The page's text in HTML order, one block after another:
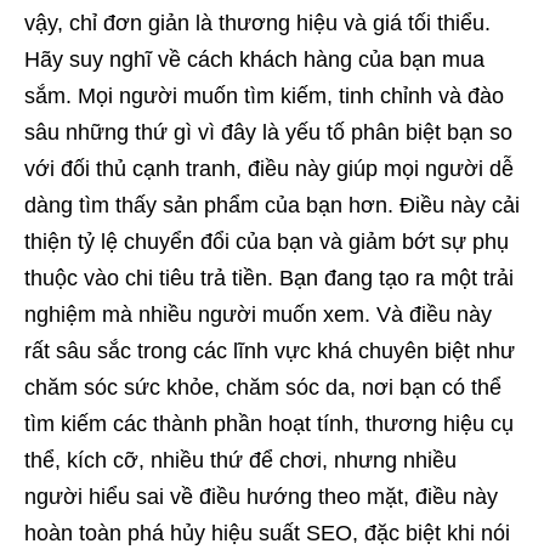
vậy, chỉ đơn giản là thương hiệu và giá tối thiểu.
Hãy suy nghĩ về cách khách hàng của bạn mua
sắm. Mọi người muốn tìm kiếm, tinh chỉnh và đào
sâu những thứ gì vì đây là yếu tố phân biệt bạn so
với đối thủ cạnh tranh, điều này giúp mọi người dễ
dàng tìm thấy sản phẩm của bạn hơn. Điều này cải
thiện tỷ lệ chuyển đổi của bạn và giảm bớt sự phụ
thuộc vào chi tiêu trả tiền. Bạn đang tạo ra một trải
nghiệm mà nhiều người muốn xem. Và điều này
rất sâu sắc trong các lĩnh vực khá chuyên biệt như
chăm sóc sức khỏe, chăm sóc da, nơi bạn có thể
tìm kiếm các thành phần hoạt tính, thương hiệu cụ
thể, kích cỡ, nhiều thứ để chơi, nhưng nhiều
người hiểu sai về điều hướng theo mặt, điều này
hoàn toàn phá hủy hiệu suất SEO, đặc biệt khi nói